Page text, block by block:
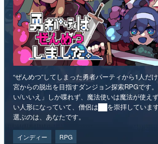
“ぜんめつ”してしまった勇者パーティから1人だ
宮からの脱出を目指すダンジョン探索RPGです
い/いいえ」しか喋れず、魔法使いは魔法が使え
い人形になっていて、僧侶は██を崇拝していま
選ぶのは、あなたです。
インディー RPG